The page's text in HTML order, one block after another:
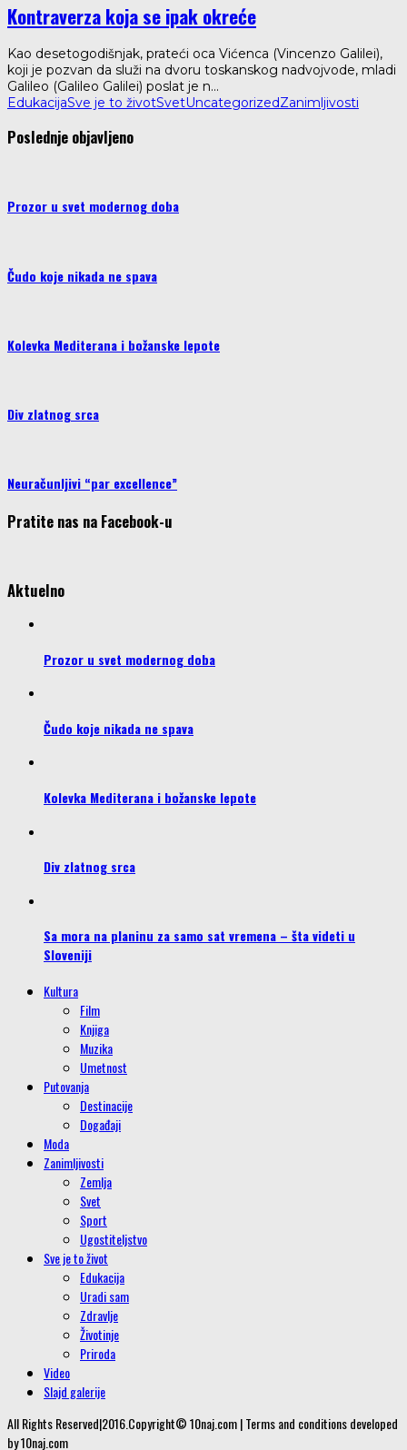
Kontraverza koja se ipak okreće
Kao desetogodišnjak, prateći oca Vićenca (Vincenzo Galilei),
koji je pozvan da služi na dvoru toskanskog nadvojvode, mladi
Galileo (Galileo Galilei) poslat je n...
EdukacijaSve je to životSvetUncategorizedZanimljivosti
Poslednje objavljeno
Prozor u svet modernog doba
Čudo koje nikada ne spava
Kolevka Mediterana i božanske lepote
Div zlatnog srca
Neuračunljivi “par excellence”
Pratite nas na Facebook-u
Aktuelno
Prozor u svet modernog doba
Čudo koje nikada ne spava
Kolevka Mediterana i božanske lepote
Div zlatnog srca
Sa mora na planinu za samo sat vremena – šta videti u
Sloveniji
Kultura
Film
Knjiga
Muzika
Umetnost
Putovanja
Destinacije
Događaji
Moda
Zanimljivosti
Zemlja
Svet
Sport
Ugostiteljstvo
Sve je to život
Edukacija
Uradi sam
Zdravlje
Životinje
Priroda
Video
Slajd galerije
All Rights Reserved|2016.Copyright© 10naj.com | Terms and conditions developed
by 10naj.com